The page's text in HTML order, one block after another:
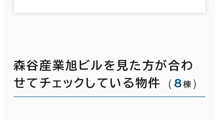
森谷産業旭ビルを見た方が合わ
せてチェックしている物件
（ 8 棟 ）